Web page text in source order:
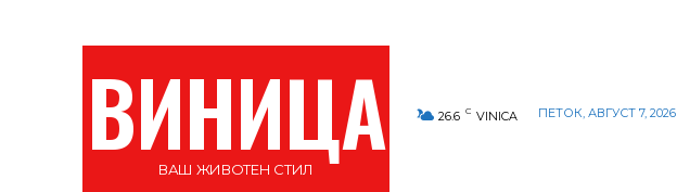
ВИНИЦА
ВАШ ЖИВОТЕН СТИЛ
26.6 C VINICA ПЕТОК, АВГУСТ 7, 2026